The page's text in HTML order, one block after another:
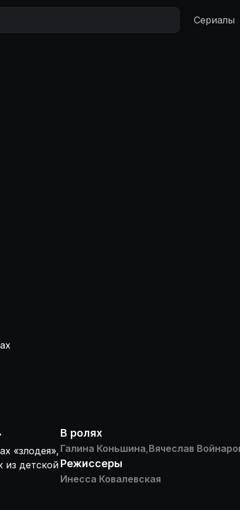
Сериалы
«злодея»,
из детской
В ролях
Галина Коньшина,Вячеслав
Режиссеры
Инесса Ковалевская